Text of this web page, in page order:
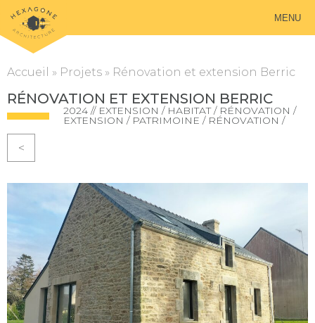
MENU
Accueil » Projets » Rénovation et extension Berric
RÉNOVATION ET EXTENSION BERRIC
2024 // EXTENSION / HABITAT / RÉNOVATION /
EXTENSION / PATRIMOINE / RÉNOVATION /
<